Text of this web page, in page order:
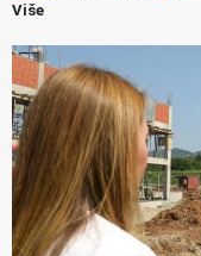
Više